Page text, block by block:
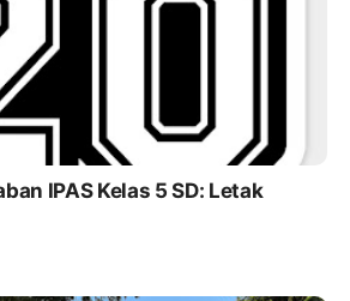
IPAS Kelas 5 SD: Letak